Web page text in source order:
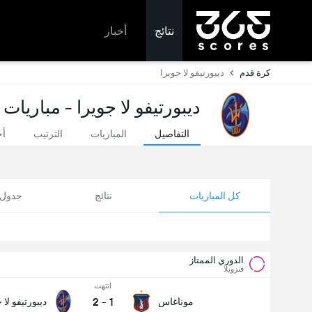
نتائج أخبار
كرة قدم ديبورتيفو لا جويرا
ديبورتيفو لا جويرا -
التفاصيل المباريات الترتيب
كل المباريات نتائج جدول
الدوري الممتاز
فنزويلا
موناغاس
انتهت
1
-
2 ديبورتيفو